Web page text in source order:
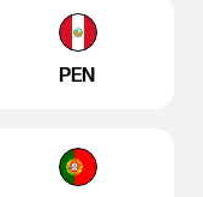
PEN